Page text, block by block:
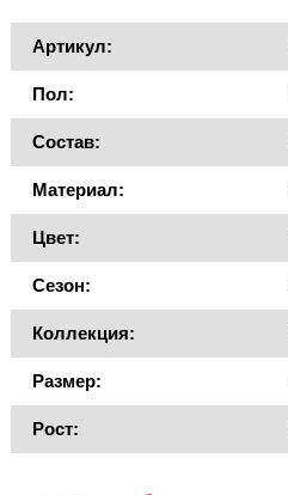
Артикул:
Пол:
Состав:
Материал:
Цвет:
Сезон:
Коллекция:
Размер:
Рост: